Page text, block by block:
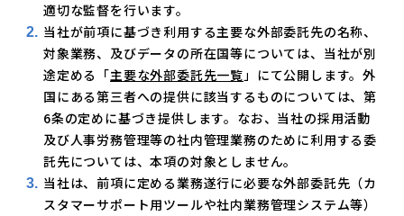
適切な監督を行います。
当社が前項に基づき利用する主要な外部委託先の名称、
対象業務、及びデータの所在国等については、当社が別
途定める「主要な外部委託先一覧」にて公開します。外
国にある第三者への提供に該当するものについては、第
6条の定めに基づき提供します。なお、当社の採用活動
及び人事労務管理等の社内管理業務のために利用する委
託先については、本項の対象としません。
当社は、前項に定める業務遂行に必要な外部委託先（カ
スタマーサポート用ツールや社内業務管理システム等）